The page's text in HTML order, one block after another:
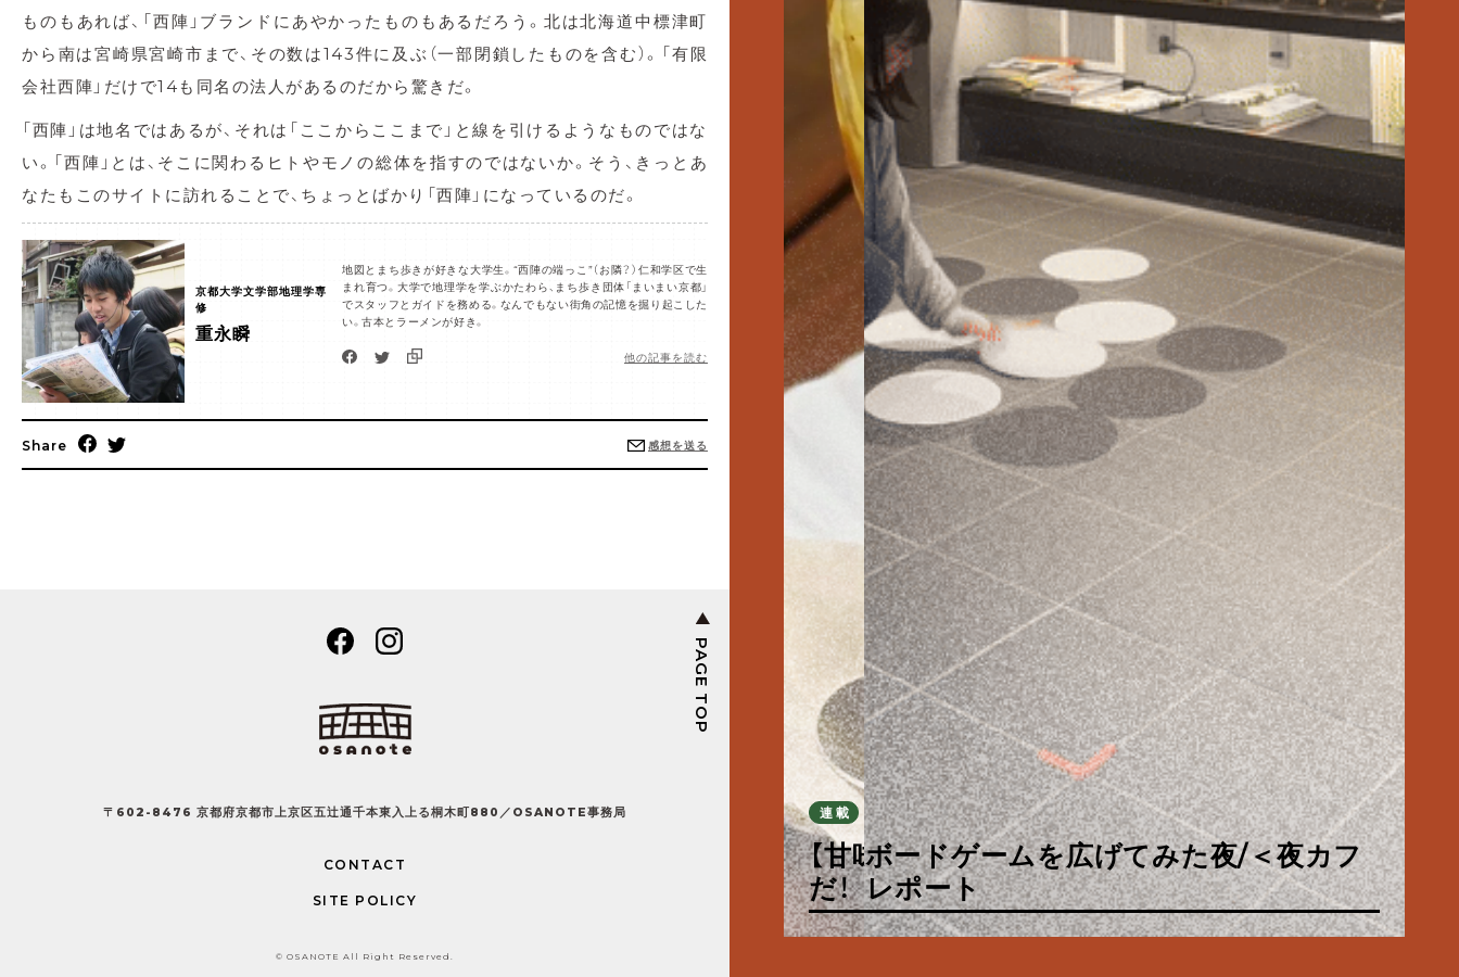
特集
あったかお風呂と西陣散歩①
連載
【甘味フィールドワーク】夏だ！パイナップル
だ！
特集
巨大ボードゲームを広げてみた夜/＜夜カフ
ェ＞レポート
特集
台湾の夜が、KéFUにやってきた/＜夜カフェ
＞レポート
特集
osanote、更新再開のお知らせ
特集
なんでもない夜、ないしょのきらめき/＜夜
カフェ＞レポート
特集
朝から良い酔いほどよく／佐々木酒造酒蔵見
学レポート
特集
京都市営地下鉄・バス一日券の使い方
連載
【ル・プチメックにトキメック】わたしたちの
12回のトキメキ。
特集
西陣麦酒「銀欄のオリゼ」のご紹介
特集
あったかお風呂と西陣散歩①
連載
【甘味フィールドワーク】夏だ！パイナップル
だ！
ものもあれば、「西陣」ブランドにあやかったものもあるだろう。北は北海道中標津町
から南は宮崎県宮崎市まで、その数は143件に及ぶ（一部閉鎖したものを含む）。「有限
会社西陣」だけで14も同名の法人があるのだから驚きだ。
「西陣」は地名ではあるが、それは「ここからここまで」と線を引けるようなものではな
い。「西陣」とは、そこに関わるヒトやモノの総体を指すのではないか。そう、きっとあ
なたもこのサイトに訪れることで、ちょっとばかり「西陣」になっているのだ。
京都大学文学部地理学専
修
重永瞬
地図とまち歩きが好きな大学生。“西陣の端っこ”（お隣？）仁和学区で生
まれ育つ。大学で地理学を学ぶかたわら、まち歩き団体「まいまい京都」
でスタッフとガイドを務める。なんでもない街角の記憶を掘り起こした
い。古本とラーメンが好き。
他の記事を読む
Share 感想を送る
〒602-8476 京都府京都市上京区五辻通千本東入上る桐木町880／OSANOTE事務局
CONTACT
SITE POLICY
© OSANOTE All Right Reserved.
PAGE TOP